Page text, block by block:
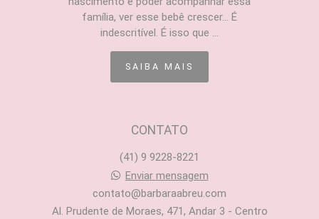
família, ver esse bebê crescer... É
indescritível. É isso que ...
SAIBA MAIS
CONTATO
(41) 9 9228-8221
Enviar mensagem
contato@barbaraabreu.com
Al. Prudente de Moraes, 471, Andar 3 - Centro